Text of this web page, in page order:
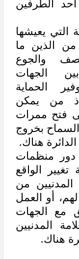
الطرفين
يعيشها
الذين ما
والجوع
الجهات
الحماية
من يمكن
فتح ممرات
بخروج
هناك.
منظمات
الواقع
المدنيين من
أو العمل
مع الجهات
المدنيين
هناك.